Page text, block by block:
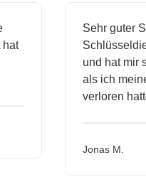
hat
Sehr guter
und hat mir
als ich
verloren
Jonas M.